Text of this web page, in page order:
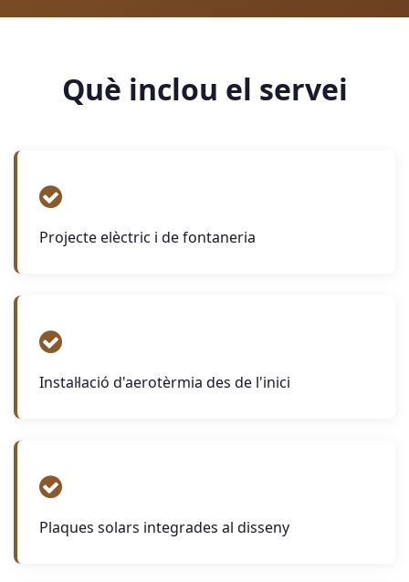
Què inclou el servei
Projecte elèctric i de fontaneria
Instal·lació d'aerotèrmia des de l'inici
Plaques solars integrades al disseny